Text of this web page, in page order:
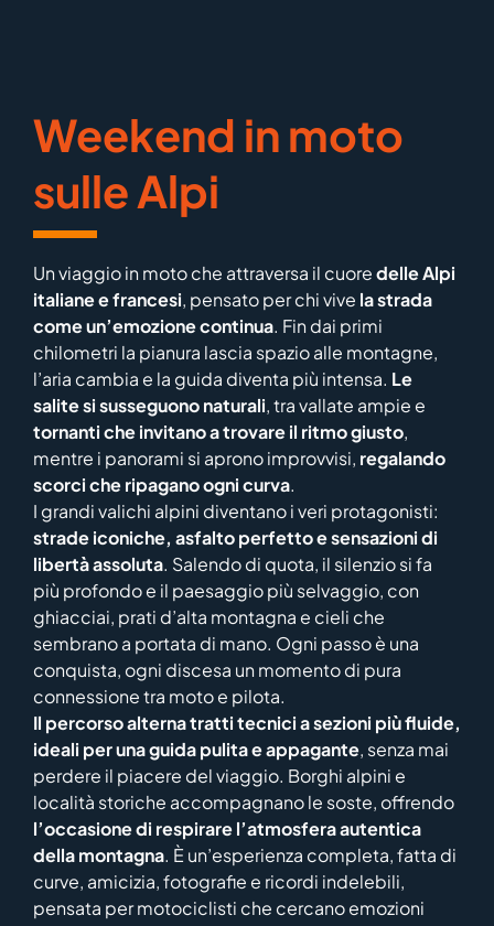
Weekend in moto
sulle Alpi
Un viaggio in moto che attraversa il cuoredelle Alpi
italiane e francesi, pensato per chi vive la strada
come un’emozione continua. Fin dai primi
chilometri la pianura lascia spazio alle montagne,
l’aria cambia e la guida diventa più intensa. Le
salite si susseguono naturali, tra vallate ampie e
tornanti che invitano a trovare il ritmo giusto,
mentre i panorami si aprono improvvisi, regalando
scorci che ripagano ogni curva.
I grandi valichi alpini diventano i veri protagonisti:
strade iconiche, asfalto perfetto e sensazioni di
libertà assoluta. Salendo di quota, il silenzio si fa
più profondo e il paesaggio più selvaggio, con
ghiacciai, prati d’alta montagna e cieli che
sembrano a portata di mano. Ogni passo è una
conquista, ogni discesa un momento di pura
connessione tra moto e pilota.
Il percorso alterna tratti tecnici a sezioni più fluide,
ideali per una guida pulita e appagante, senza mai
perdere il piacere del viaggio. Borghi alpini e
località storiche accompagnano le soste, offrendo
l’occasione di respirare l’atmosfera autentica
della montagna. È un’esperienza completa, fatta di
curve, amicizia, fotografie e ricordi indelebili,
pensata per motociclisti che cercano emozioni